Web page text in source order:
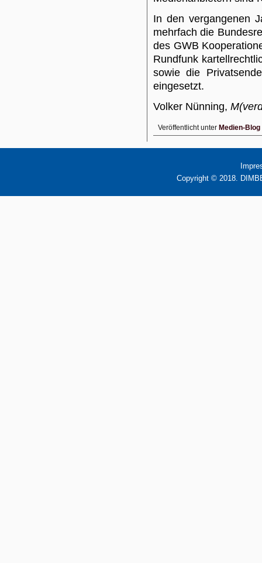
In den vergangenen
mehrfach die
des GWB
Rundfunk
sowie die
eingesetzt.
Volker Nünning,
Veröffentlicht unter Medien-Blog
Copyright © 2018.